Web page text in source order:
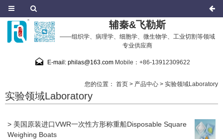
辅秦&飞勒斯
——组织学、病理学、细胞学、微生物学、工业切割等领域
专业供应商
E-mail: philas@163.com Mobile：+86-13912309622
您的位置： 首页 > 产品中心 > 实验领域Laboratory
实验领域Laboratory
> 美国原装进口VWR一次性方形称重船Disposable Square
Weighing Boats